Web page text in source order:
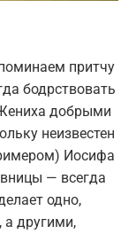
притчу
бодрствовать
добрыми
неизвестен
Иосифа
— всегда
одно,
а другими,